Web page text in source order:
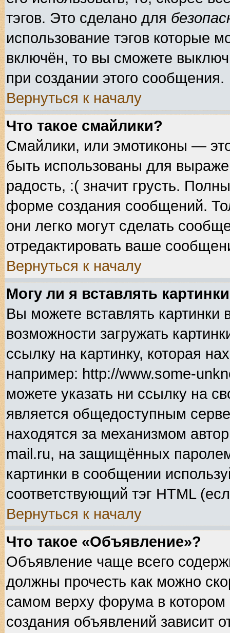
тэгов. Это сделано для
использование тэгов которые
включён, то вы сможете
при создании этого сообщения.
Вернуться к началу
Что такое смайлики?
Смайлики, или эмотиконы —
быть использованы для
радость, :( значит грусть.
форме создания сообщений.
они легко могут сделать
отредактировать ваше
Вернуться к началу
Могу ли я вставлять
Вы можете вставлять
возможности загружать
ссылку на картинку, которая
например: http://www.some-
можете указать ни ссылку на
является общедоступным
находятся за механизмом
mail.ru, на защищённых
картинки в сообщении
соответствующий тэг HTML
Вернуться к началу
Что такое «Объявление»?
Объявление чаще всего
должны прочесть как можно
самом верху форума в
создания объявлений зависит